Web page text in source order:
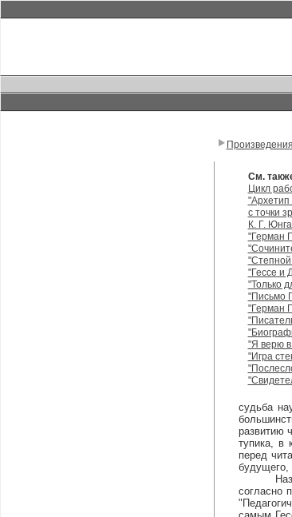
Произведения
См.
Цикл
"Архетип
с точки
К. Г.
"Герман
"Степной
"Гессе и
"Только
"Письмо
"Герман
"Я верю в
"Игра
судьба
развитию
тупика, в
перед
будущего,
согласно